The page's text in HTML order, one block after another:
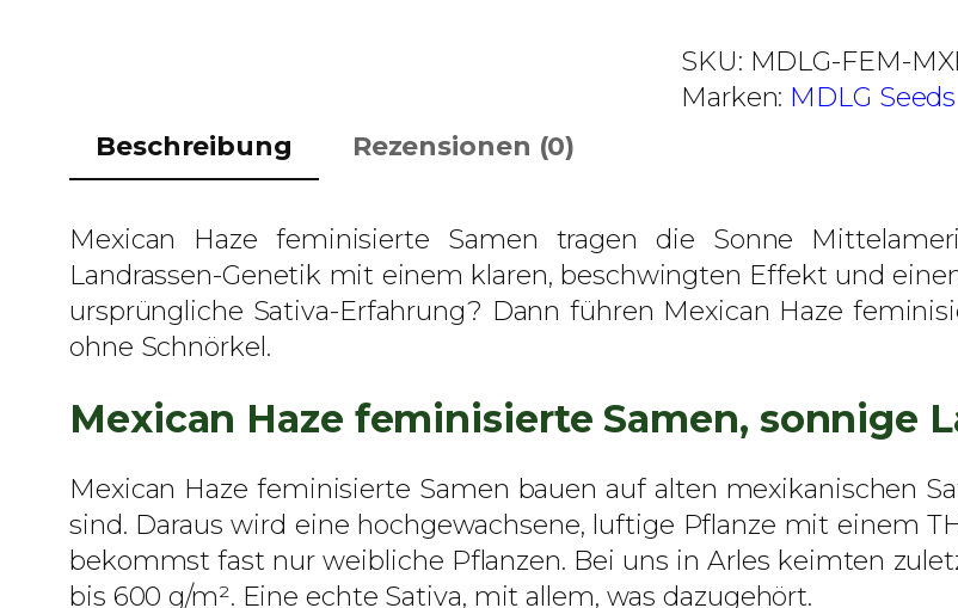
s
4
0
0
x
i
H
a
z
e
i
n
i
s
SKU: MDLG-FEM-
Marken: MDLG Seeds
Beschreibung
Rezensionen (0)
Mexican Haze feminisierte Samen tragen die Sonne
Landrassen-Genetik mit einem klaren, beschwingten Effekt und
ursprüngliche Sativa-Erfahrung? Dann führen Mexican Haze
ohne Schnörkel.
Mexican Haze feminisierte Samen, sonnige
Mexican Haze feminisierte Samen bauen auf alten mexikanischen
sind. Daraus wird eine hochgewachsene, luftige Pflanze mit einem
bekommst fast nur weibliche Pflanzen. Bei uns in Arles keimten
bis 600 g/m². Eine echte Sativa, mit allem, was dazugehört.